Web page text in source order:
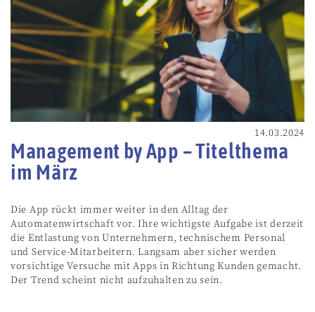
14.03.2024
Management by App – Titelthema
im März
Die App rückt immer weiter in den Alltag der
Automatenwirtschaft vor. Ihre wichtigste Aufgabe ist derzeit
die Entlastung von Unternehmern, technischem Personal
und Service-Mitarbeitern. Langsam aber sicher werden
vorsichtige Versuche mit Apps in Richtung Kunden gemacht.
Der Trend scheint nicht aufzuhalten zu sein.